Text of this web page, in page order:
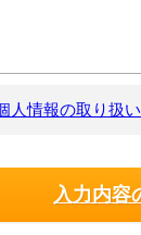
人情報の取り扱い